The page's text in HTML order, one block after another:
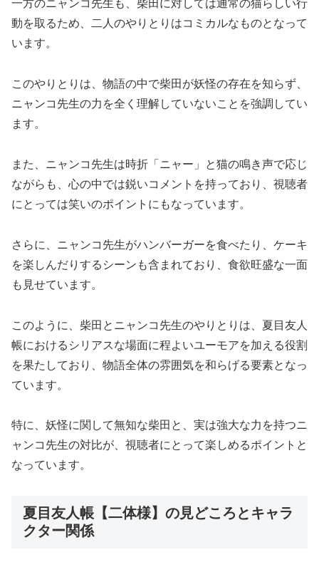
一方のニャンコ先生も、柴田に対しては通常の猫らしい行
動を取るため、二人のやりとりはコミカルなものとなって
います。
このやりとりは、物語の中で柴田が妖怪の存在を知らず、
ニャンコ先生の力を全く理解していないことを強調してい
ます。
また、ニャンコ先生は時折「ニャー」と猫の鳴き声で応じ
ながらも、心の中では鋭いコメントを持っており、視聴者
にとっては笑いのポイントにもなっています。
さらに、ニャンコ先生がハンバーガーを食べたり、ケーキ
を楽しんだりするシーンも含まれており、食欲旺盛な一面
も見せています。
このように、柴田とニャンコ先生のやりとりは、夏目友人
帳におけるシリアスな場面に程よいユーモアを加える役割
を果たしており、物語全体の雰囲気を和らげる要素となっ
ています。
特に、妖怪に関して無知な柴田と、実は強大な力を持つニ
ャンコ先生の対比が、視聴者にとって楽しめるポイントと
なっています。
夏目友人帳【二体様】の見どころとキャラ
クター関係